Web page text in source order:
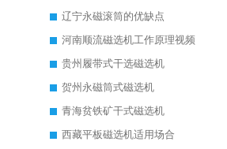
辽宁永磁滚筒的优缺点
河南顺流磁选机工作原理视频
贵州履带式干选磁选机
贺州永磁筒式磁选机
青海贫铁矿干式磁选机
西藏平板磁选机适用场合